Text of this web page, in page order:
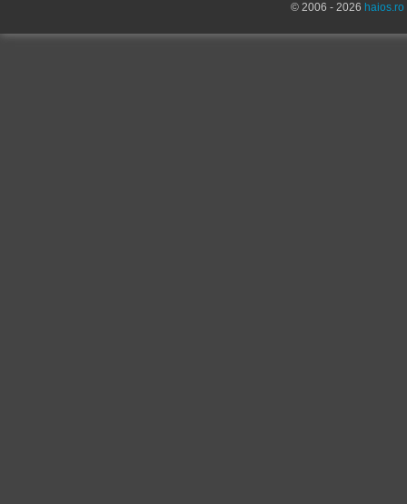
© 2006 - 2026 haios.ro